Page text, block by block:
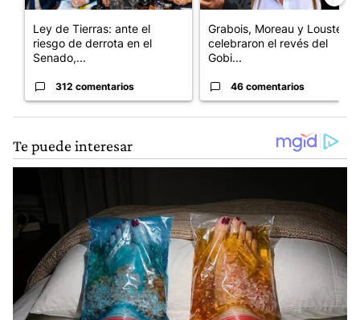
Ley de Tierras: ante el
riesgo de derrota en el
Senado,...
312 comentarios
Grabois, Moreau y Lousteau
celebraron el revés del
Gobi...
46 comentarios